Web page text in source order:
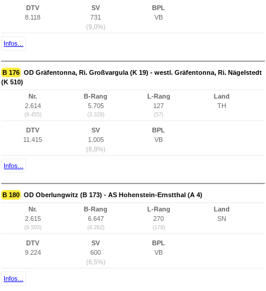
DTV
8.118
SV
731
(9,0%)
BPL
VB
Infos...
B 176 OD Gräfentonna, Ri. Großvargula (K 19) - westl. Gräfentonna, Ri. Nägelstedt
(K 510)
Nr.
2.614
(9.455)
B-Rang
5.705
(3.329)
L-Rang
127
(57)
Land
TH
DTV
11.415
SV
1.005
(8,8%)
BPL
VB
Infos...
B 180 OD Oberlungwitz (B 173) - AS Hohenstein-Ernstthal (A 4)
Nr.
2.615
(9.503)
B-Rang
6.647
(4.262)
L-Rang
270
(178)
Land
SN
DTV
9.224
SV
600
(6,5%)
BPL
VB
Infos...